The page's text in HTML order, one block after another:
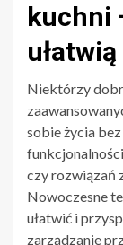
kuchni
Niektórzy
sobie życia
czy rozwiązań
Nowoczesne
ułatwić i
zarządzanie